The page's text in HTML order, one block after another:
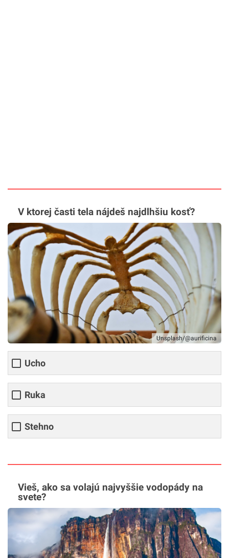
V ktorej časti tela nájdeš najdlhšiu kosť?
Unsplash/@aurificina
Ucho
Ruka
Stehno
Vieš, ako sa volajú najvyššie vodopády na
svete?